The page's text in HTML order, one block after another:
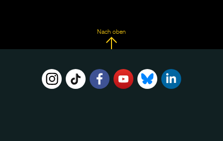
Nach oben